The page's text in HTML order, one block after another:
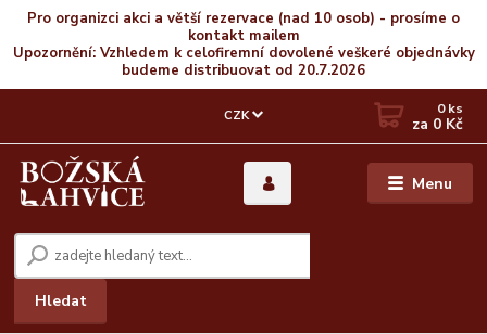
Pro organizci akci a větší rezervace (nad 10 osob) - prosíme o
kontakt mailem
Upozornění: Vzhledem k celofiremní dovolené veškeré objednávky
budeme distribuovat od 20.7.2026
Menu
CZK
Hledat
0ks
za 0 Kč